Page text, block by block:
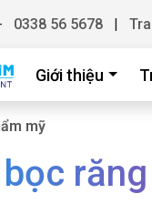
0338 56 5678 |
Giới thiệu
mỹ